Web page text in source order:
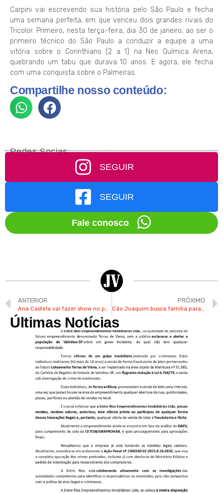
Carpini vai escrevendo sua história pelo São Paulo e fecha
uma semana perfeita, em que venceu dois grandes rivais do
Tricolor. Primeiro, nesta terça-feira, dia 30 de janeiro, ao ser o
primeiro técnico do São Paulo a conduzir a equipe a uma
vitória sobre o Corinthians (2 a 1) na Neo Química Arena,
quebrando um tabu que durava 10 anos. E agora, ele fecha
com uma conquista sobre o Palmeiras.
Compartilhe nosso conteúdo:
Redes Socias
SEGUIR
SEGUIR
Fale conosco
ANTERIOR
Ana Castela vai fazer show no parque aquático Wet’n Wild
PRÓXIMO
Cão Joaquim busca família para adotá-lo; confira outros pets
Últimas Notícias